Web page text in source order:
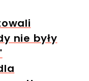
nie były